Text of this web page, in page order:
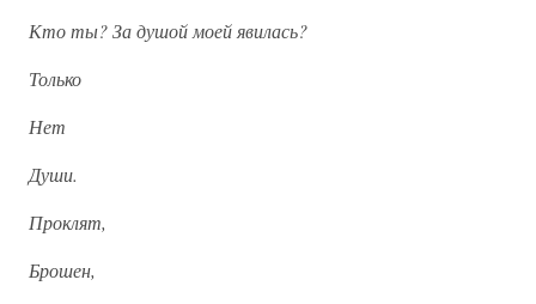
Кто ты? За душой моей явилась?
Только
Нет
Души.
Проклят,
Брошен,